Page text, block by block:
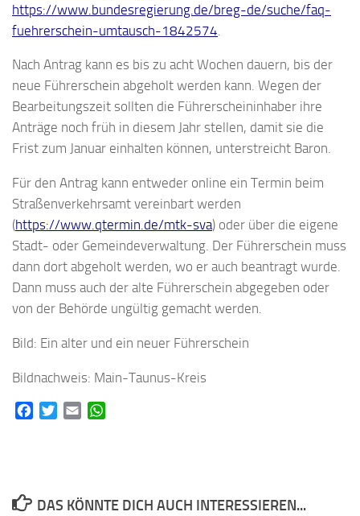
https://www.bundesregierung.de/breg-de/suche/faq-
fuehrerschein-umtausch-1842574
Nach Antrag kann es bis zu acht Wochen dauern, bis der
neue Führerschein abgeholt werden kann. Wegen der
Bearbeitungszeit sollten die Führerscheininhaber ihre
Anträge noch früh in diesem Jahr stellen, damit sie die
Frist zum Januar einhalten können, unterstreicht Baron.
Für den Antrag kann entweder online ein Termin beim
Straßenverkehrsamt vereinbart werden
(https://www.qtermin.de/mtk-sva) oder über die eigene
Stadt- oder Gemeindeverwaltung. Der Führerschein muss
dann dort abgeholt werden, wo er auch beantragt wurde.
Dann muss auch der alte Führerschein abgegeben oder
von der Behörde ungültig gemacht werden.
Bild: Ein alter und ein neuer Führerschein
Bildnachweis: Main-Taunus-Kreis
FacebookTwitterEmail
DAS KÖNNTE DICH AUCH INTERESSIEREN...